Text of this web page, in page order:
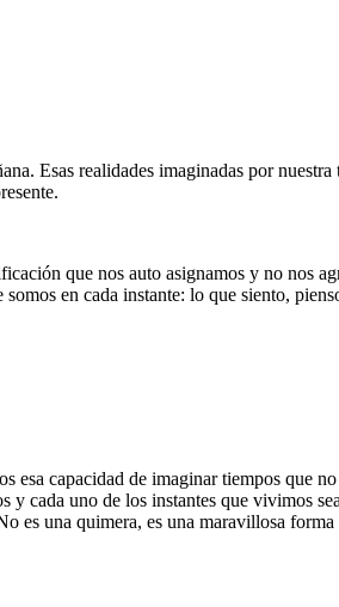
Esas realidades imaginadas por
que nos auto asignamos y no nos
en cada instante: lo que siento,
capacidad de imaginar tiempos que
y cada uno de los instantes que vivimos
es una quimera, es una maravillosa